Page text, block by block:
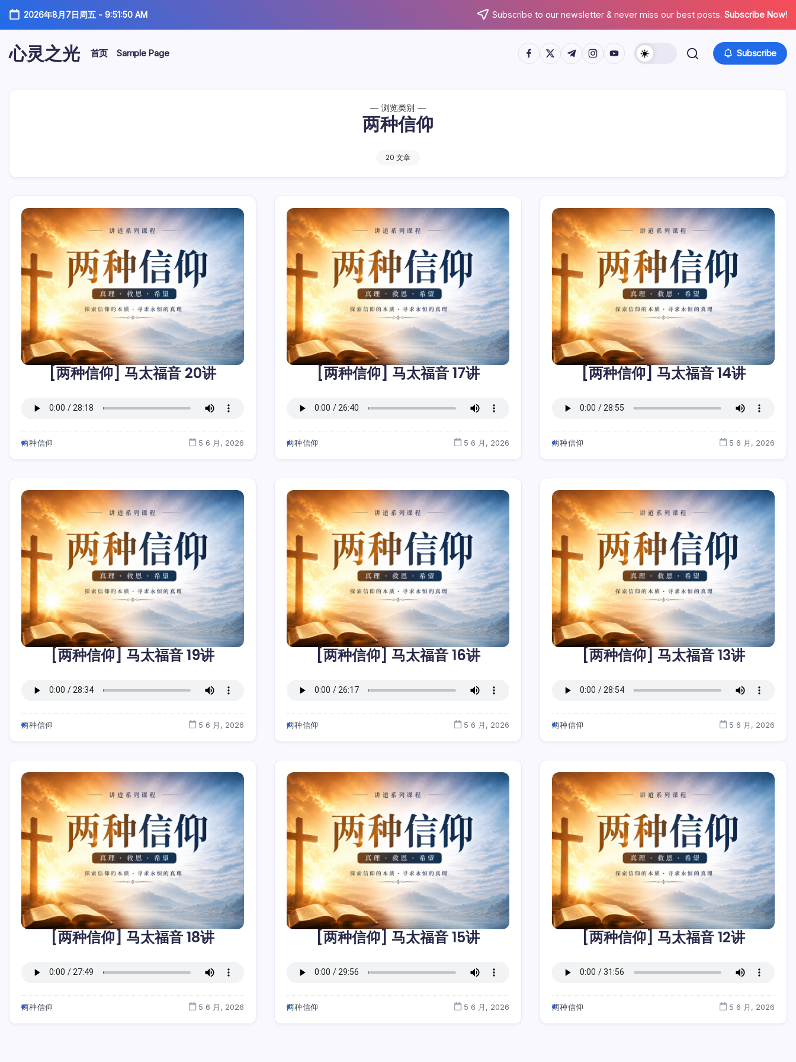
正
2026年8月7日周五- 9:51:51 AM Subscribe to our newsletter & never miss our best posts. Subscribe Now!
心灵之光 首页 Sample Page https://www.facebook.com/
https://twitter.com/
https://t.me/
https://www.instagram.com/
https://youtube.com/ Subscribe
浏览类别
两种信仰
20 文章
[两种信仰] 马太福音 20讲
两种信仰 5 6 月, 2026
[两种信仰] 马太福音 19讲
两种信仰 5 6 月, 2026
[两种信仰] 马太福音 18讲
两种信仰 5 6 月, 2026
[两种信仰] 马太福音 17讲
两种信仰 5 6 月, 2026
[两种信仰] 马太福音 16讲
两种信仰 5 6 月, 2026
[两种信仰] 马太福音 15讲
两种信仰 5 6 月, 2026
[两种信仰] 马太福音 14讲
两种信仰 5 6 月, 2026
[两种信仰] 马太福音 13讲
两种信仰 5 6 月, 2026
[两种信仰] 马太福音 12讲
两种信仰 5 6 月, 2026